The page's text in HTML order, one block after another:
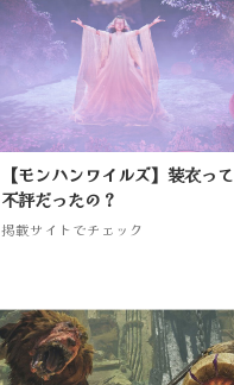
【モンハンワイルズ】装衣って
不評だったの？
掲載サイトでチェック